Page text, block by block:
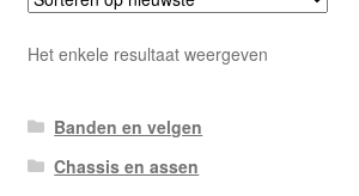
Het enkele resultaat weergeven
Banden en velgen
Chassis en assen